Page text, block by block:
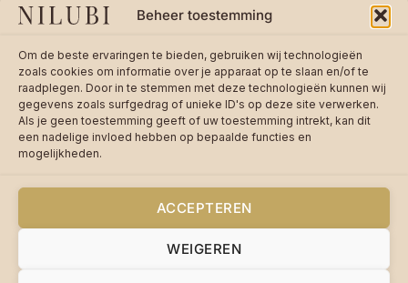
Beheer toestemming
Om de beste ervaringen te bieden, gebruiken wij technologieën
zoals cookies om informatie over je apparaat op te slaan en/of te
raadplegen. Door in te stemmen met deze technologieën kunnen wij
gegevens zoals surfgedrag of unieke ID's op deze site verwerken.
Als je geen toestemming geeft of uw toestemming intrekt, kan dit
een nadelige invloed hebben op bepaalde functies en
mogelijkheden.
ACCEPTEREN
WEIGEREN
Overlaar 11
2382 Ravels, België
Stuur bericht →
reviews op bol.com